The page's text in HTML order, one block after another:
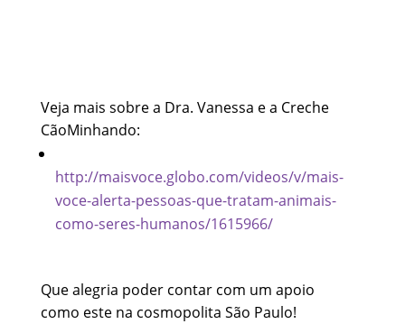
Veja mais sobre a Dra. Vanessa e a Creche
CãoMinhando:
http://maisvoce.globo.com/videos/v/mais-
voce-alerta-pessoas-que-tratam-animais-
como-seres-humanos/1615966/
Que alegria poder contar com um apoio
como este na cosmopolita São Paulo!